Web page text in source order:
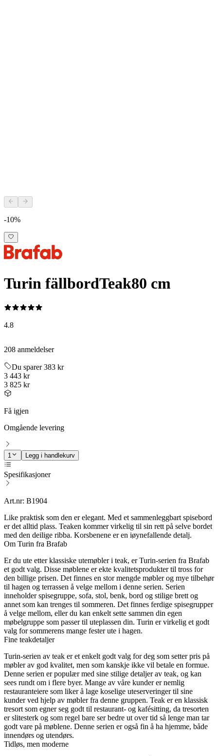
-10%
Turin fällbordTeak80 cm
4.8
208 anmeldelser
Du sparer 383 kr
3 443 kr
3 825 kr
Få igjen
Omgående levering
1 Legg i handlekurv
Spesifikasjoner
Art.nr: B1904
Like praktisk som den er elegant. Med et sammenleggbart spisebord
er det alltid plass. Teaken kommer virkelig til sin rett på selve bordet
med den deilige ribba. Korsbenene er en iøynefallende detalj.
Om Turin fra Brafab
Er du ute etter klassiske utemøbler i teak, er Turin-serien fra Brafab
et godt valg. Disse møblene er ekte kvalitetsprodukter til tross for
den billige prisen. Det finnes en stor mengde møbler og mye tilbehør
til hagen og terrassen å velge mellom i denne serien. Serien
inneholder spisegruppe, sofa, stol, benk, bord og stilige brett og
annet som kan trenges til sommeren. Det finnes ferdige spisegrupper
å velge mellom, eller du kan enkelt sette sammen din egen
møbelgruppe som passer til uteplassen din. Turin er virkelig et godt
valg for sommerens mange fester ute i hagen.
Fine teakdetaljer
Turin-serien av teak er et enkelt godt valg for deg som setter pris på
møbler av god kvalitet, men som kanskje ikke vil betale en formue.
Denne serien er populær med sine stilige detaljer av teak, og kan
sees rundt om i flere byer. Mange av våre kunder er nemlig
restauranteiere som liker å lage koselige uteserveringer til sine
kunder ved hjelp av møbler fra denne gruppen. Teak er en klassisk
tresort som egner seg godt til restaurant- og kafésitting, da tresorten
er slitesterk og som regel bare ser bedre ut over tid så lenge man tar
godt vare på møblene. Denne serien er også fin å ha hjemme, både
innendørs og utendørs.
Tidløs, men moderne